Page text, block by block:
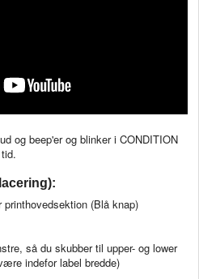
og beep'er og blinker i CONDITION
(Blå knap)
så du skubber til upper- og lower
indefor label bredde)